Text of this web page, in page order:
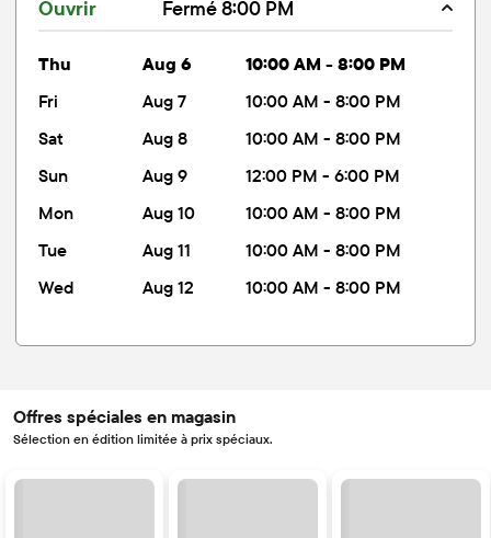
Ouvrir Fermé 8:00 PM
thu Aug 6
10:00 AM - 8:00 PM
fri
Aug 7
10:00 AM - 8:00 PM
sat
Aug 8
10:00 AM - 8:00 PM
sun
Aug 9
12:00 PM - 6:00 PM
mon
Aug 10
10:00 AM - 8:00 PM
tue
Aug 11
10:00 AM - 8:00 PM
wed
Aug 12 10:00 AM - 8:00 PM
Offres spéciales en magasin
Sélection en édition limitée à prix spéciaux.